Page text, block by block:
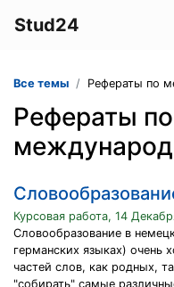
Stud24
Все темы Рефераты по
Рефераты по
Курсовая работа, 14
Словообразование в
германских языках) очень
частей слов, как родных,
"собирать" самые